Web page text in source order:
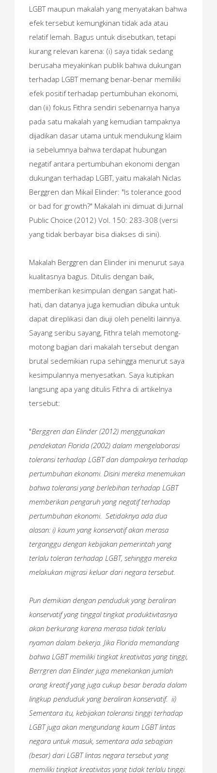
LGBT maupun makalah yang menyatakan bahwa
efek tersebut kemungkinan tidak ada atau
relatif lemah. Bagus untuk disebutkan, tetapi
kurang relevan karena: (i) saya tidak sedang
berusaha meyakinkan publik bahwa dukungan
terhadap LGBT memang benar-benar memiliki
efek positif terhadap pertumbuhan ekonomi,
dan (ii) fokus Fithra sendiri sebenarnya hanya
pada satu makalah yang kemudian tampaknya
dijadikan dasar utama untuk mendukung klaim
ia sebelumnya bahwa terdapat hubungan
negatif antara pertumbuhan ekonomi dengan
dukungan terhadap LGBT, yaitu makalah Niclas
Berggren dan Mikail Elinder: "Is tolerance good
or bad for growth?" Makalah ini dimuat di Jurnal
Public Choice (2012) Vol. 150: 283-308 (versi
yang tidak berbayar bisa diakses di sini).
Makalah Berggren dan Elinder ini menurut saya
kualitasnya bagus. Ditulis dengan baik,
memberikan kesimpulan dengan sangat hati-
hati, dan datanya juga kemudian dibuka untuk
dapat direplikasi dan diuji oleh peneliti lainnya.
Sayang seribu sayang, Fithra telah memotong-
motong bagian dari makalah tersebut dengan
brutal sedemikian rupa sehingga menurut saya
kesimpulannya menyesatkan. Saya kutipkan
langsung apa yang ditulis Fithra di artikelnya
tersebut:
"Berggren dan Elinder (2012) menggunakan
pendekatan Florida (2002) dalam mengelaborasi
toleransi terhadap LGBT dan dampaknya terhadap
pertumbuhan ekonomi. Disini mereka menemukan
bahwa toleransi yang berlebihan terhadap LGBT
memberikan pengaruh yang negatif terhadap
pertumbuhan ekonomi. Setidaknya ada dua
alasan: i) kaum yang konservatif akan merasa
terganggu dengan kebijakan pemerintah yang
terlalu toleran terhadap LGBT, sehingga mereka
melakukan migrasi keluar dari negara tersebut.
Pun demikian dengan penduduk yang beraliran
konservatif yang tinggal tingkat produktivitasnya
akan berkurang karena merasa tidak terlalu
nyaman dalam bekerja. Jika Florida memandang
bahwa LGBT memiliki tingkat kreativitas yang tinggi,
Berrgren dan Elinder juga menekankan jumlah
orang kreatif yang juga cukup besar berada dalam
lingkup penduduk yang beraliran konservatif. ii)
Sementara itu, kebijakan toleransi tinggi terhadap
LGBT juga akan mengundang kaum LGBT lintas
negara untuk masuk, sementara ada sebagian
(besar) dari LGBT lintas negara tersebut yang
memiliki tingkat kreativitas yang tidak terlalu tinggi.